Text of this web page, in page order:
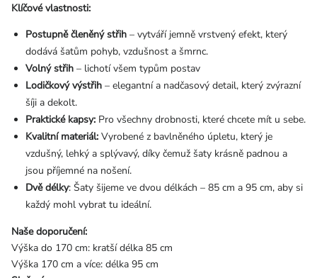
Klíčové vlastnosti:
Postupně členěný střih – vytváří jemně vrstvený efekt, který
dodává šatům pohyb, vzdušnost a šmrnc.
Volný střih – lichotí všem typům postav
Lodičkový výstřih – elegantní a nadčasový detail, který zvýrazní
šíji a dekolt.
Praktické kapsy: Pro všechny drobnosti, které chcete mít u sebe.
Kvalitní materiál: Vyrobené z bavlněného úpletu, který je
vzdušný, lehký a splývavý, díky čemuž šaty krásně padnou a
jsou příjemné na nošení.
Dvě délky: Šaty šijeme ve dvou délkách – 85 cm a 95 cm, aby si
každý mohl vybrat tu ideální.
Naše doporučení:
Výška do 170 cm: kratší délka 85 cm
Výška 170 cm a více: délka 95 cm